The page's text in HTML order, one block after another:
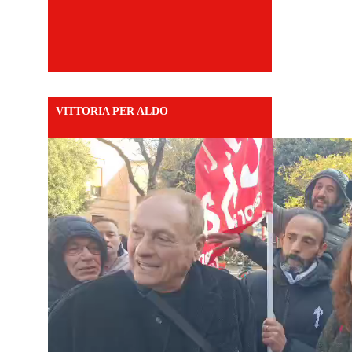
VITTORIA PER ALDO